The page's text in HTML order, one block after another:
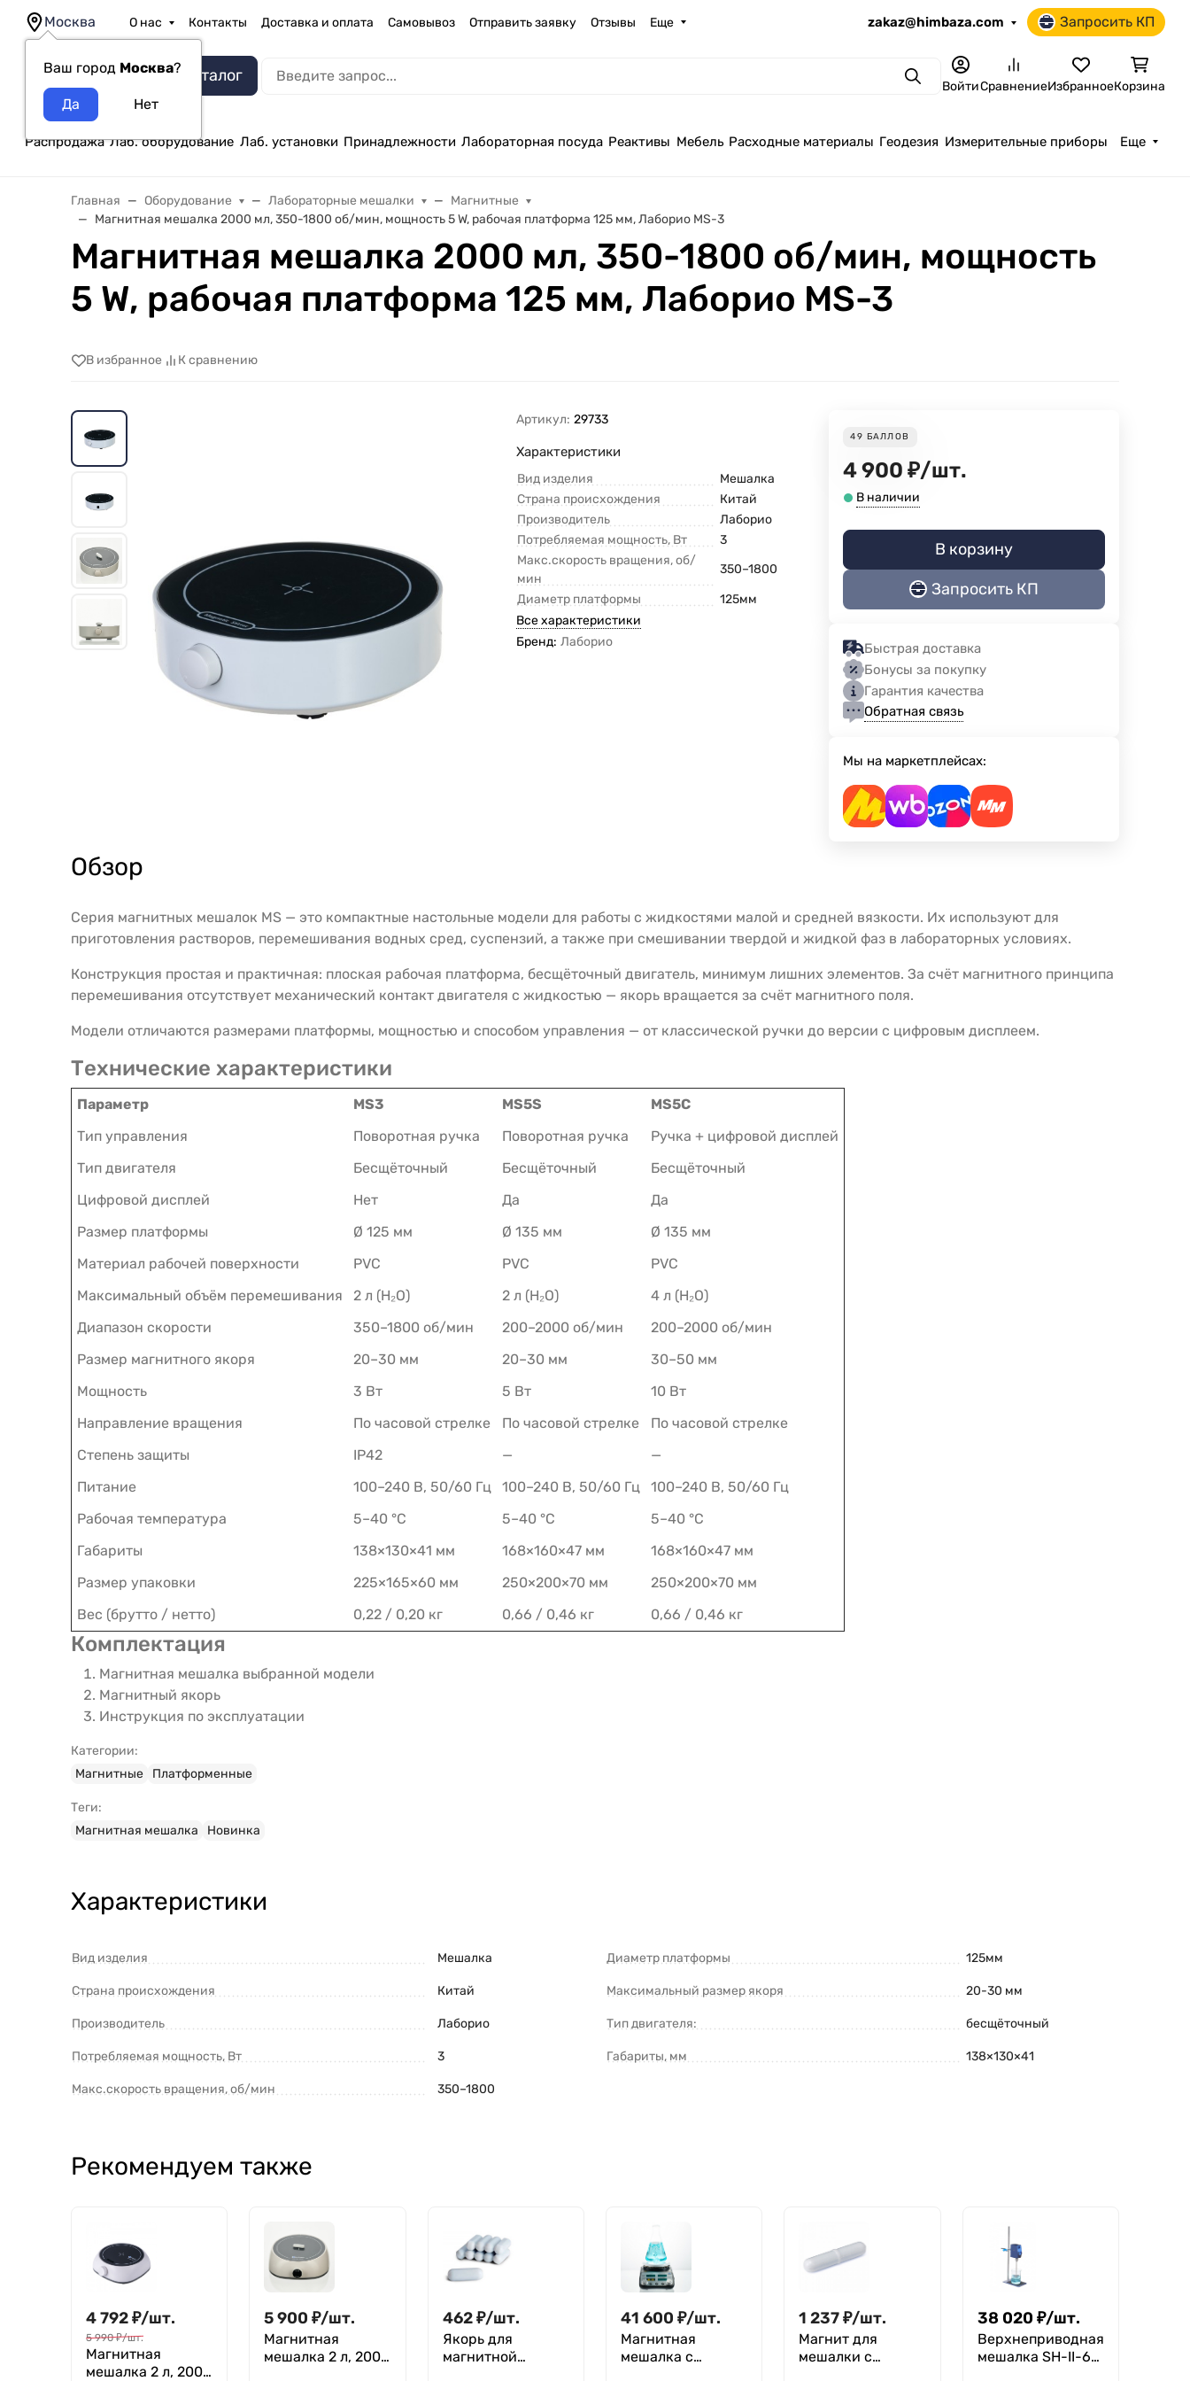
Москва
Ваш город Москва?
О нас Контакты Доставка и оплата Самовывоз Отправить заявку Отзывы Еще zakaz@himbaza.com Запросить КП
Каталог ПоискВойтиСравнениеИзбранноеКорзина
Распродажа Лаб. оборудование Лаб. установки Принадлежности Лабораторная посуда Реактивы Мебель Расходные материалы Геодезия Измерительные приборы Еще
Главная Оборудование Лабораторные мешалки
Магнитные
Магнитная мешалка 2000 мл, 350-1800 об/мин, мощность 5 W, рабочая платформа 125 мм, Лаборио MS-3
Магнитная мешалка 2000 мл, 350-1800 об/мин, мощность
5 W, рабочая платформа 125 мм, Лаборио MS-3
В избранное К сравнению
Артикул: 29733
Характеристики
Вид изделия
Мешалка
Страна происхождения
Китай
Производитель
Лаборио
Потребляемая мощность, Вт
3
Макс.скорость вращения, об/
мин
350–1800
Диаметр платформы
125мм
Все характеристики
Бренд: Лаборио
49 БАЛЛОВ
4 900 ₽/шт.
В наличии
В корзину
Запросить КП
Быстрая доставка
Бонусы за покупку
Гарантия качества
Обратная связь
Мы на маркетплейсах:
Обзор
Серия магнитных мешалок MS — это компактные настольные модели для работы с жидкостями малой и средней вязкости. Их используют для
приготовления растворов, перемешивания водных сред, суспензий, а также при смешивании твердой и жидкой фаз в лабораторных условиях.
Конструкция простая и практичная: плоская рабочая платформа, бесщёточный двигатель, минимум лишних элементов. За счёт магнитного принципа
перемешивания отсутствует механический контакт двигателя с жидкостью — якорь вращается за счёт магнитного поля.
Модели отличаются размерами платформы, мощностью и способом управления — от классической ручки до версии с цифровым дисплеем.
Технические характеристики
Параметр MS3 MS5S
MS5C
Тип управления
Поворотная ручка Поворотная ручка
Ручка + цифровой дисплей
Тип двигателя
Бесщёточный Бесщёточный
Бесщёточный
Цифровой дисплей
Нет Да
Да
Размер платформы
Ø 125 мм Ø 135 мм
Ø 135 мм
Материал рабочей поверхности
PVC PVC
PVC
Максимальный объём перемешивания
2 л (H₂O) 2 л (H₂O)
4 л (H₂O)
Диапазон скорости
350–1800 об/мин 200–2000 об/мин
200–2000 об/мин
Размер магнитного якоря
20–30 мм 20–30 мм
30–50 мм
Мощность
3 Вт 5 Вт
10 Вт
Направление вращения
По часовой стрелке По часовой стрелке
По часовой стрелке
Степень защиты
IP42 —
—
Питание
100–240 В, 50/60 Гц 100–240 В, 50/60 Гц
100–240 В, 50/60 Гц
Рабочая температура
5–40 °C 5–40 °C
5–40 °C
Габариты
138×130×41 мм 168×160×47 мм
168×160×47 мм
Размер упаковки
225×165×60 мм 250×200×70 мм
250×200×70 мм
Вес (брутто / нетто)
0,22 / 0,20 кг 0,66 / 0,46 кг 0,66 / 0,46 кг
Комплектация
Магнитная мешалка выбранной модели
Магнитный якорь
Инструкция по эксплуатации
Категории:
Магнитные
Платформенные
Теги:
Магнитная мешалка
Новинка
Характеристики
Вид изделия Мешалка
Страна происхождения Китай
Производитель Лаборио
Потребляемая мощность, Вт 3
Макс.скорость вращения, об/мин 350–1800
Диаметр платформы 125мм
Максимальный размер якоря 20-30 мм
Тип двигателя: бесщёточный
Габариты, мм 138×130×41
Рекомендуем также
4 792₽/шт.
5 990 ₽/шт.
Магнитная
мешалка 2 л, 200-
5 900 ₽/шт.
Магнитная
мешалка 2 л, 200-
462₽/шт.
Якорь для
магнитной
41 600 ₽/шт.
Магнитная
мешалка c
1 237₽/шт.
Магнит для
мешалки с
38 020 ₽/шт.
Верхнеприводная
мешалка SH-II-6C,